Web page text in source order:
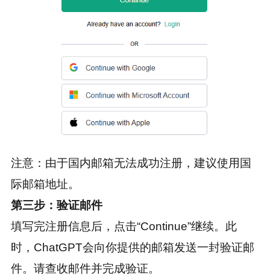
注意：由于国内邮箱无法成功注册，建议使用国
际邮箱地址。
第三步：验证邮件
填写完注册信息后，点击“Continue”继续。此
时，ChatGPT会向你提供的邮箱发送一封验证邮
件。请查收邮件并完成验证。